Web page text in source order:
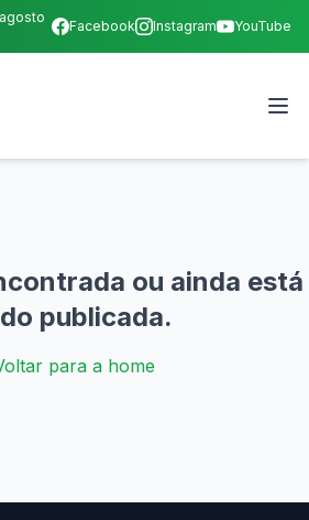
Facebook Instagram YouTube
ou ainda está
publicada.
para a home